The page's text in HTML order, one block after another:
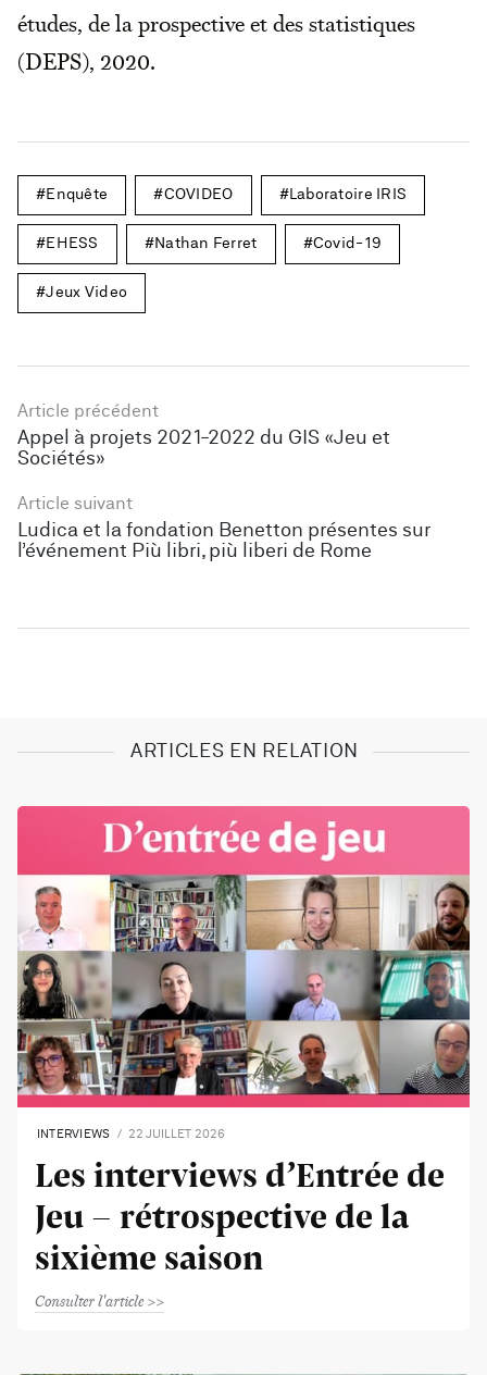
études, de la prospective et des statistiques
(DEPS), 2020.
Enquête COVIDEO Laboratoire IRIS
EHESS Nathan Ferret Covid-19
Jeux Video
Article précédent
Appel à projets 2021-2022 du GIS «Jeu et
Sociétés»
Article suivant
Ludica et la fondation Benetton présentes sur
l’événement Più libri, più liberi de Rome
ARTICLES EN RELATION
INTERVIEWS 22 JUILLET 2026
Les interviews d’Entrée de
Jeu - rétrospective de la
sixième saison
Consulter l'article